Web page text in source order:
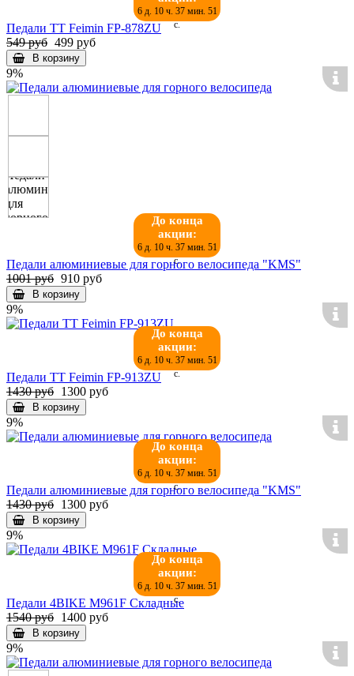
6 д. 10 ч. 37 мин. 50
с.
Педали TT Feimin FP-878ZU
549 руб 499 руб
В корзину
9%
До конца
акции:
6 д. 10 ч. 37 мин. 50
с.
Педали алюминиевые для горного велосипеда "KMS"
1001 руб 910 руб
В корзину
9%
До конца
акции:
6 д. 10 ч. 37 мин. 50
с.
Педали TT Feimin FP-913ZU
1430 руб 1300 руб
В корзину
9%
До конца
акции:
6 д. 10 ч. 37 мин. 50
с.
Педали алюминиевые для горного велосипеда "KMS"
1430 руб 1300 руб
В корзину
9%
До конца
акции:
6 д. 10 ч. 37 мин. 50
с.
Педали 4BIKE M961F Складные
1540 руб 1400 руб
В корзину
9%